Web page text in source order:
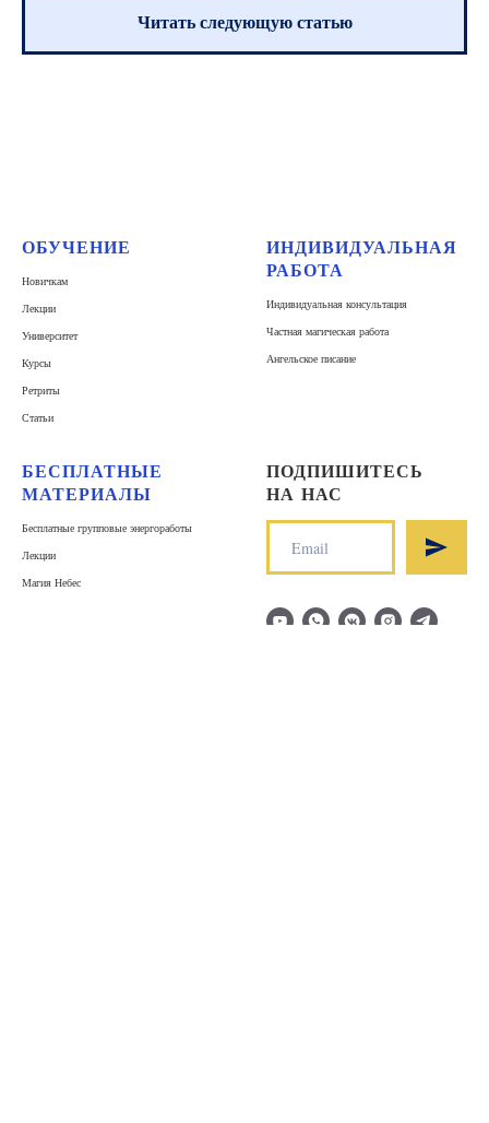
Читать следующую статью
ОБУЧЕНИЕ
Новичкам
Лекции
Университет
Курсы
Ретриты
Статьи
ИНДИВИДУАЛЬНАЯ
РАБОТА
Индивидуальная консультация
Частная магическая работа
Ангельское писание
БЕСПЛАТНЫЕ
МАТЕРИАЛЫ
Бесплатные групповые энергоработы
Лекции
Магия Небес
ПОДПИШИТЕСЬ
НА НАС